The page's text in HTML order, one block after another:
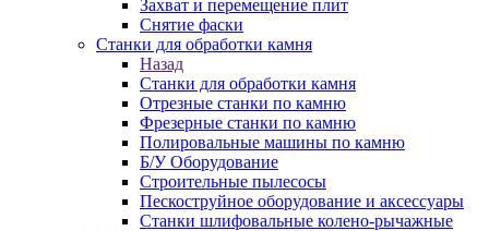
Захват и перемещение плит
Снятие фаски
Станки для обработки камня
Назад
Станки для обработки камня
Отрезные станки по камню
Фрезерные станки по камню
Полировальные машины по камню
Б/У Оборудование
Строительные пылесосы
Пескоструйное оборудование и аксессуары
Станки шлифовальные колено-рычажные